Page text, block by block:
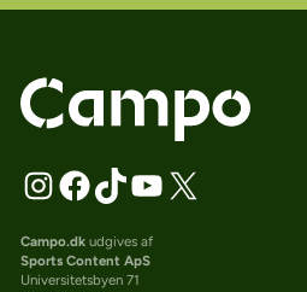
Campo.dkudgives af
Sports Content ApS
Universitetsbyen 71